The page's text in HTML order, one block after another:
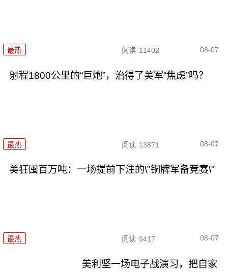
最热 阅读 11402 08-07
射程1800公里的“巨炮”，治得了美军“焦虑”吗？
最热 阅读 13871 08-07
美狂囤百万吨：一场提前下注的\"铜牌军备竞赛\"
最热 阅读 9417 08-07
美利坚一场电子战演习，把自家